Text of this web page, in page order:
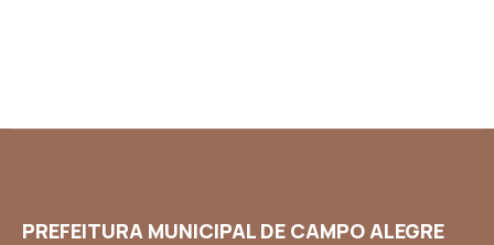
PREFEITURA MUNICIPAL DE CAMPO ALEGRE